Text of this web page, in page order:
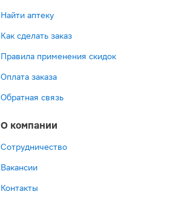
Найти аптеку
Как сделать заказ
Правила применения скидок
Оплата заказа
Обратная связь
О компании
Сотрудничество
Вакансии
Контакты